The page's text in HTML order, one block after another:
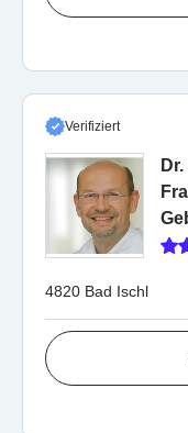
Verifiziert
4820 Bad Ischl